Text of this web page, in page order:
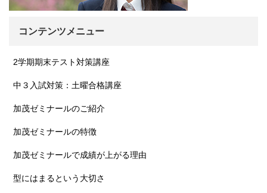
コンテンツメニュー
2学期期末テスト対策講座
中３入試対策：土曜合格講座
加茂ゼミナールのご紹介
加茂ゼミナールの特徴
加茂ゼミナールで成績が上がる理由
型にはまるという大切さ